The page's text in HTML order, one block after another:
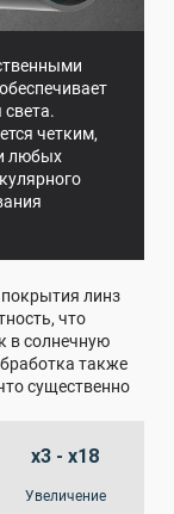
четким,
любых
линз
что
в солнечную
также
существенно
х3 - х18
Увеличение